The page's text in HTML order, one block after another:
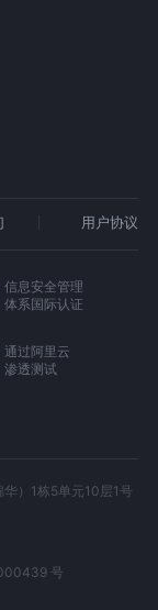
用户协议
信息安全管理
体系国际认证
通过阿里云
渗透测试
）1栋5单元10层1号
号